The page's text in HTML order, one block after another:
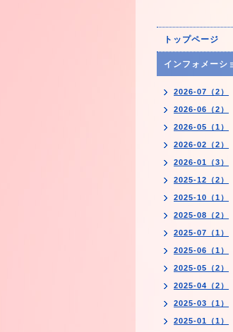
トップページ
インフォメーシ
2026-07（2）
2026-06（2）
2026-05（1）
2026-02（2）
2026-01（3）
2025-12（2）
2025-10（1）
2025-08（2）
2025-07（1）
2025-06（1）
2025-05（2）
2025-04（2）
2025-03（1）
2025-01（1）